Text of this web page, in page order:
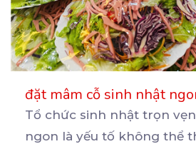
đặt mâm cỗ sinh nhật
Tổ chức sinh nhật trọn
ngon là yếu tố không thể